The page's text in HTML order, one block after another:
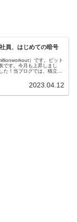
員、はじめての暗号
）です。ビット
です。今月も上昇しまし
！当ブログでは、積立投
2023.04.12